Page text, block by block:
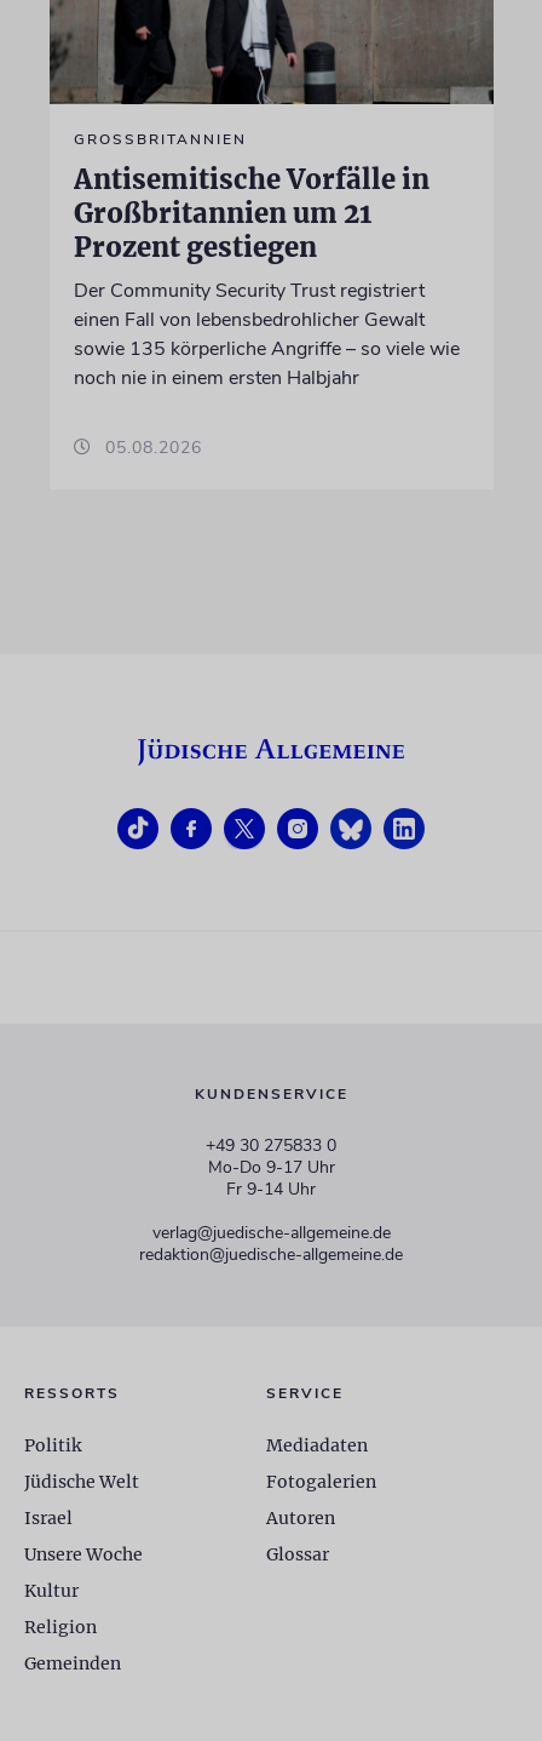
GROSSBRITANNIEN
Antisemitische Vorfälle in
Großbritannien um 21
Prozent gestiegen
Der Community Security Trust registriert
einen Fall von lebensbedrohlicher Gewalt
sowie 135 körperliche Angriffe – so viele wie
noch nie in einem ersten Halbjahr
05.08.2026
KUNDENSERVICE
+49 30 275833 0
Mo-Do 9-17 Uhr
Fr 9-14 Uhr
verlag@juedische-allgemeine.de
redaktion@juedische-allgemeine.de
RESSORTS
Politik
Jüdische Welt
Israel
Unsere Woche
Kultur
Religion
Gemeinden
SERVICE
Mediadaten
Fotogalerien
Autoren
Glossar